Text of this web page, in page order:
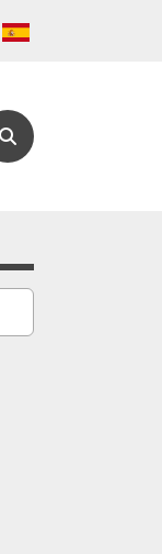
Cerca